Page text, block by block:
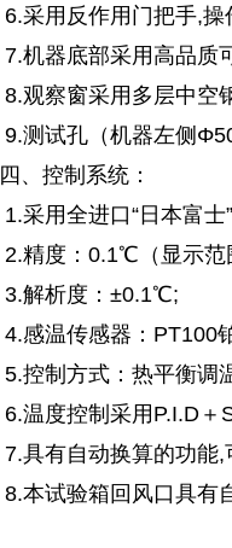
6.采用反作用门把手,操
7.机器底部采用高品质
8.观察窗采用多层中空
9.测试孔（机器左侧
四、控制系统：
1.采用全进口“日本富
2.精度：0.1℃（显示范
3.解析度：±0.1℃;
4.感温传感器：PT100
5.控制方式：热平衡调
6.温度控制采用P.I.D
7.具有自动换算的功能
8.本试验箱回风口具有